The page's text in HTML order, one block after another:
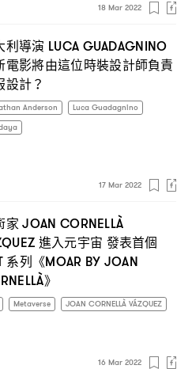
18 Mar 2022
利導演 LUCA GUADAGNINO
電影將由這位時裝設計師負責
設計？
Anderson
Luca Guadagnino
17 Mar 2022
家JOAN CORNELLÀ
進入元宇宙 發表首個
系列《MOAR BY JOAN
》
Metaverse JOAN CORNELLÀ VÁZQUEZ
16 Mar 2022